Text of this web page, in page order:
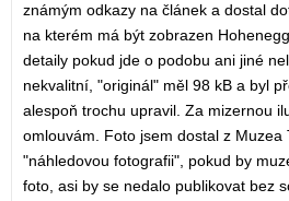
známým odkazy na článek a dostal
na kterém má být zobrazen
detaily pokud jde o podobu ani jiné
nekvalitní, "originál" měl 98 kB a byl
alespoň trochu upravil. Za mizernou
omlouvám. Foto jsem dostal z Muzea
"náhledovou fotografii", pokud by
foto, asi by se nedalo publikovat bez